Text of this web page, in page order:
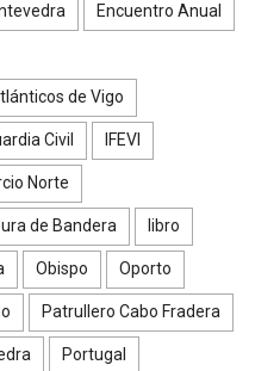
Encuentro Anual
de Vigo
Civil IFEVI
Norte
de Bandera libro
Obispo Oporto
Patrullero Cabo Fradera
Portugal